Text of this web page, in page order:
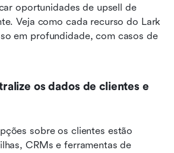
oportunidades de upsell de
Veja como cada recurso do Lark
em profundidade, com casos de
os dados de clientes e
sobre os clientes estão
CRMs e ferramentas de